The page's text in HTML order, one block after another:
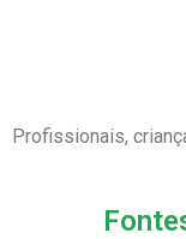
Profissionais,